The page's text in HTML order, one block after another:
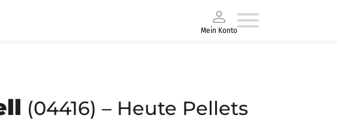
Mein Konto
(04416) – Heute Pellets